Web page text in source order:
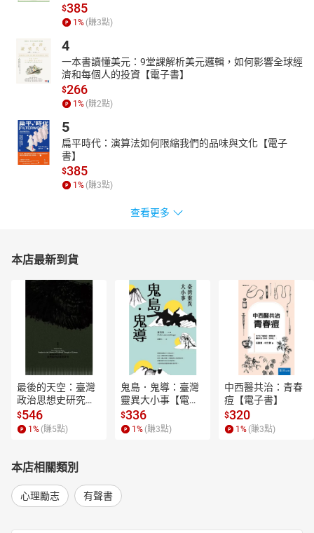
$385
1 % (賺3點)
4
一本書讀懂美元：9堂課解析美元邏輯，如何影響全球經
濟和每個人的投資【電子書】
$266
1 % (賺2點)
5
扁平時代：演算法如何限縮我們的品味與文化【電子
書】
$385
1 % (賺3點)
查看更多
本店最新到貨
最後的天空：臺灣
政治思想史研究
【電子書】
$546
1 % (賺5點)
鬼島．鬼導：臺灣
靈異大小事【電子
書】
$336
1 % (賺3點)
中西醫共治：青春
痘【電子書】
$320
1 % (賺3點)
本店相關類別
心理勵志 有聲書